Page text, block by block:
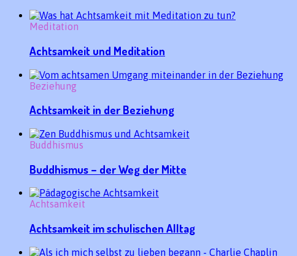
Meditation
Achtsamkeit und Meditation
Beziehung
Achtsamkeit in der Beziehung
Buddhismus
Buddhismus – der Weg der Mitte
Achtsamkeit
Achtsamkeit im schulischen Alltag